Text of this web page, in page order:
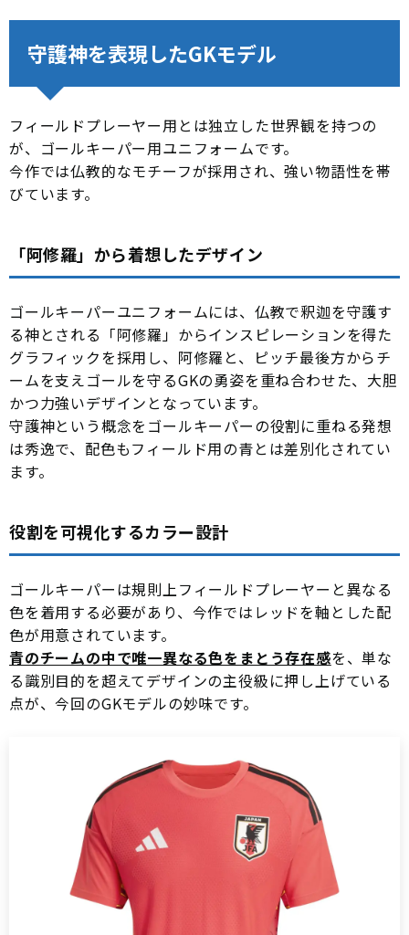
守護神を表現したGKモデル
フィールドプレーヤー用とは独立した世界観を持つの
が、ゴールキーパー用ユニフォームです。
今作では仏教的なモチーフが採用され、強い物語性を帯
びています。
「阿修羅」から着想したデザイン
ゴールキーパーユニフォームには、仏教で釈迦を守護す
る神とされる「阿修羅」からインスピレーションを得た
グラフィックを採用し、阿修羅と、ピッチ最後方からチ
ームを支えゴールを守るGKの勇姿を重ね合わせた、大胆
かつ力強いデザインとなっています。
守護神という概念をゴールキーパーの役割に重ねる発想
は秀逸で、配色もフィールド用の青とは差別化されてい
ます。
役割を可視化するカラー設計
ゴールキーパーは規則上フィールドプレーヤーと異なる
色を着用する必要があり、今作ではレッドを軸とした配
色が用意されています。
青のチームの中で唯一異なる色をまとう存在感を、単な
る識別目的を超えてデザインの主役級に押し上げている
点が、今回のGKモデルの妙味です。